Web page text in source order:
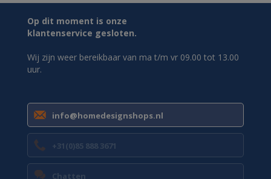
Op dit moment is onze
klantenservice gesloten.
Wij zijn weer bereikbaar van ma t/m vr 09.00 tot 13.00
uur.
info@homedesignshops.nl
+31(0)85 888 3671
Chatten